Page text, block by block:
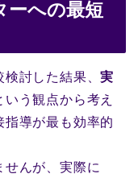
ーへの最短
検討した結果、実
いう観点から考え
指導が最も効率的
んが、実際に